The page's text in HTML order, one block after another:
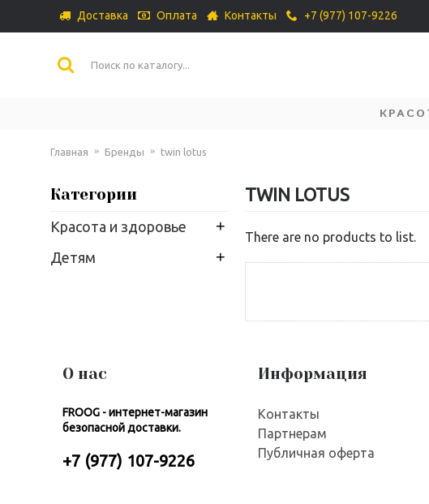
Доставка Оплата Контакты +7 (977) 107-9226
Главная Бренды twin lotus
Категории
Красота и здоровье +
Детям +
TWIN LOTUS
There are no products to list.
О нас
FROOG - интернет-магазин
безопасной доставки.
+7 (977) 107-9226
Информация
Контакты
Партнерам
Публичная оферта